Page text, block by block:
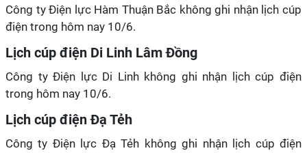
Công ty Điện lực Hàm Thuận Bắc không ghi nhận lịch cúp
điện trong hôm nay 10/6.
Lịch cúp điện Di Linh Lâm Đồng
Công ty Điện lực Di Linh không ghi nhận lịch cúp điện
trong hôm nay 10/6.
Lịch cúp điện Đạ Tẻh
Công ty Điện lực Đạ Tẻh không ghi nhận lịch cúp điện